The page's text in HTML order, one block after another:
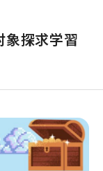
象探求学習